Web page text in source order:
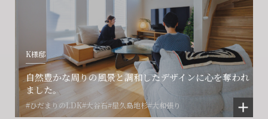
K様邸
自然豊かな周りの風景と調和したデザインに心を奪われ
ました。
#ひだまりのLDK#大谷石#屋久島地杉#大和張り